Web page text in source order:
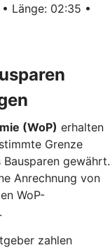
Länge: 02:35 •
(WoP) erhalten
Grenze
gewährt.
Anrechnung von
WoP-
zahlen